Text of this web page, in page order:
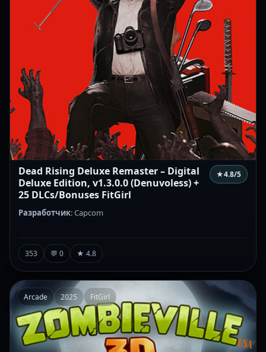
Dead Rising Deluxe Remaster – Digital
Deluxe Edition, v1.3.0.0 (Denuvoless) +
25 DLCs/Bonuses FitGirl
★4.8/5
Разработчик: Capcom
353 💬 0 ★ 4.8
Arcade 2025 FitGirl